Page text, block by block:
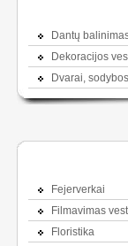
Dantų
Dekoracijos
Dvarai,
Fejerverkai
Filmavimas
Floristika